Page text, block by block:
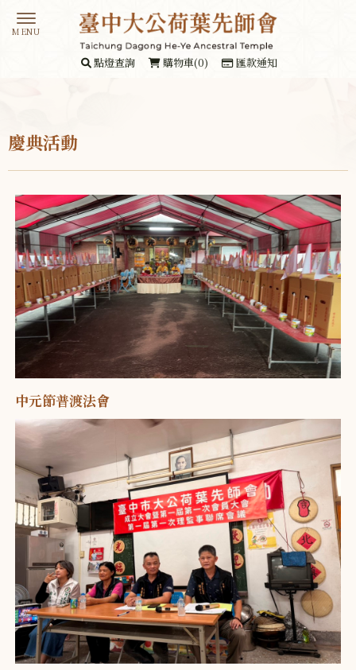
點燈查詢 購物車(0) 匯款通知
慶典活動
中元節普渡法會